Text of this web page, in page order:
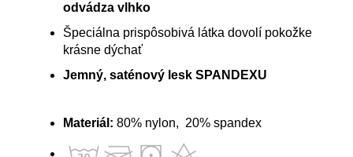
odvádza vlhko
Špeciálna prispôsobivá látka dovolí pokožke
krásne dýchať
Jemný, saténový lesk SPANDEXU
Materiál: 80% nylon, 20% spandex